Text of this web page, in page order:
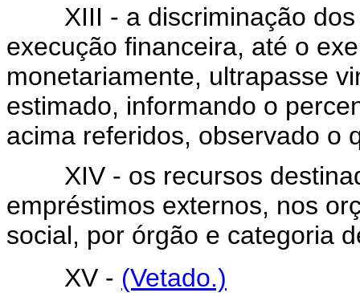
XIII - a discriminação dos
execução financeira, até o
monetariamente, ultrapasse
estimado, informando o
acima referidos, observado o
XIV - os recursos
empréstimos externos, nos
social, por órgão e categoria
XV - (Vetado.)